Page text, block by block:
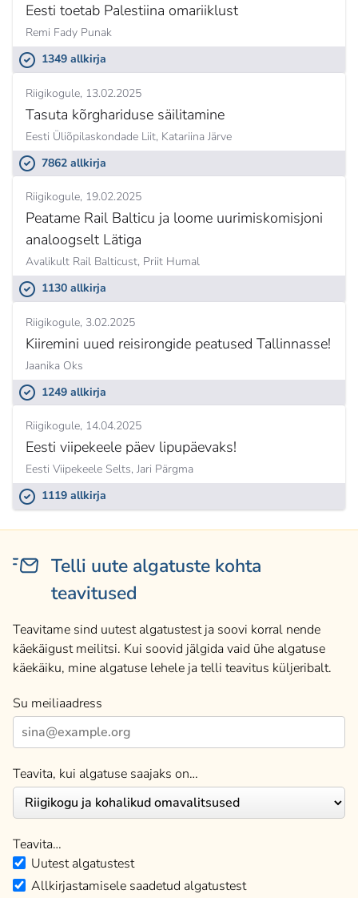
Eesti toetab Palestiina omariiklust
Remi Fady Punak
1349 allkirja
Riigikogule 13.02.2025
Tasuta kõrghariduse säilitamine
Eesti Üliõpilaskondade Liit, Katariina Järve
7862 allkirja
Riigikogule 19.02.2025
Peatame Rail Balticu ja loome uurimiskomisjoni
analoogselt Lätiga
Avalikult Rail Balticust, Priit Humal
1130 allkirja
Riigikogule 3.02.2025
Kiiremini uued reisirongide peatused Tallinnasse!
Jaanika Oks
1249 allkirja
Riigikogule 14.04.2025
Eesti viipekeele päev lipupäevaks!
Eesti Viipekeele Selts, Jari Pärgma
1119 allkirja
Telli uute algatuste kohta
teavitused
Teavitame sind uutest algatustest ja soovi korral nende
käekäigust meilitsi. Kui soovid jälgida vaid ühe algatuse
käekäiku, mine algatuse lehele ja telli teavitus küljeribalt.
Su meiliaadress
Teavita, kui algatuse saajaks on…
Teavita…
Uutest algatustest
Allkirjastamisele saadetud algatustest